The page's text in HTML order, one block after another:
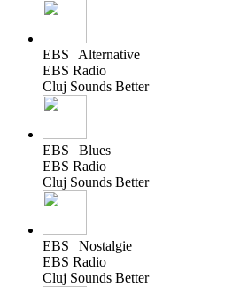
EBS | Alternative
EBS Radio
Cluj Sounds Better
EBS | Blues
EBS Radio
Cluj Sounds Better
EBS | Nostalgie
EBS Radio
Cluj Sounds Better